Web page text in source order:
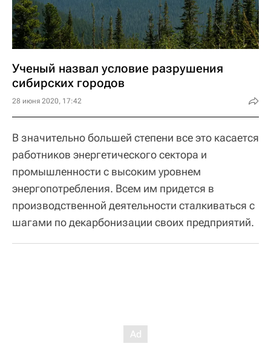
Ученый назвал условие разрушения
сибирских городов
28 июня 2020, 17:42
В значительно большей степени все это касается
работников энергетического сектора и
промышленности с высоким уровнем
энергопотребления. Всем им придется в
производственной деятельности сталкиваться с
шагами по декарбонизации своих предприятий.